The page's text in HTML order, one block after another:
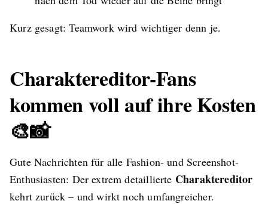
Kurz gesagt: Teamwork wird wichtiger denn je.
Charaktereditor-Fans
kommen voll auf ihre Kosten
🎨📸
Gute Nachrichten für alle Fashion- und Screenshot-
Enthusiasten: Der extrem detaillierte Charaktereditor
kehrt zurück – und wirkt noch umfangreicher.